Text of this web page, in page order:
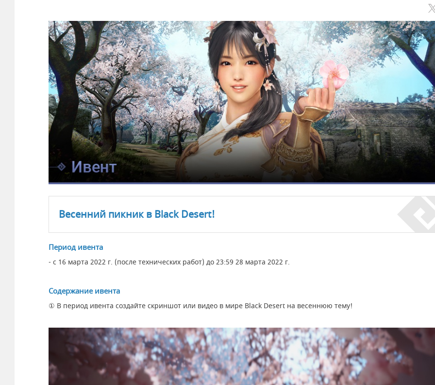
классов
Весенний пикник в Black Desert!
Период ивента
- с 16 марта 2022 г. (после технических работ) до 23:59 28 марта 2022 г.
Содержание ивента
① В период ивента создайте скриншот или видео в мире Black Desert на весеннюю тему!